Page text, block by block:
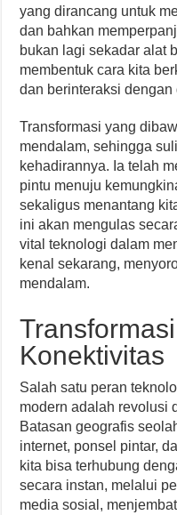
yang dirancang untuk
dan bahkan
bukan lagi sekadar alat
membentuk cara kita
dan berinteraksi dengan
Transformasi yang
mendalam, sehingga
kehadirannya. Ia telah
pintu menuju
sekaligus menantang
ini akan mengulas
vital teknologi dalam
kenal sekarang,
mendalam.
Konektivitas
Salah satu peran
modern adalah revolusi
Batasan geografis
internet, ponsel pintar,
kita bisa terhubung
secara instan, melalui
media sosial,